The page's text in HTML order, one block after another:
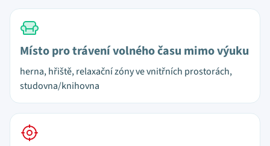
Místo pro trávení volného času mimo výuku
herna, hřiště, relaxační zóny ve vnitřních prostorách,
studovna/knihovna